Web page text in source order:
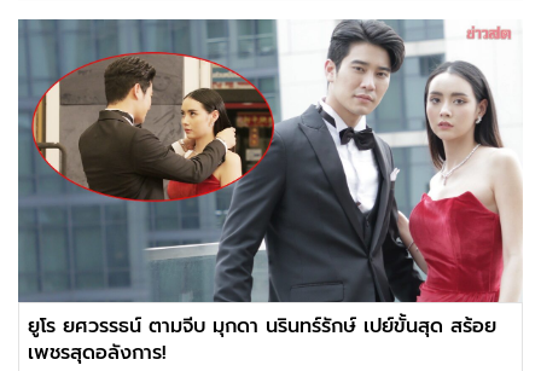
ยูโร ยศวรรธน์ ตามจีบ มุกดา นรินทร์รักษ์ เปย์ขั้นสุด สร้อย
เพชรสุดอลังการ!